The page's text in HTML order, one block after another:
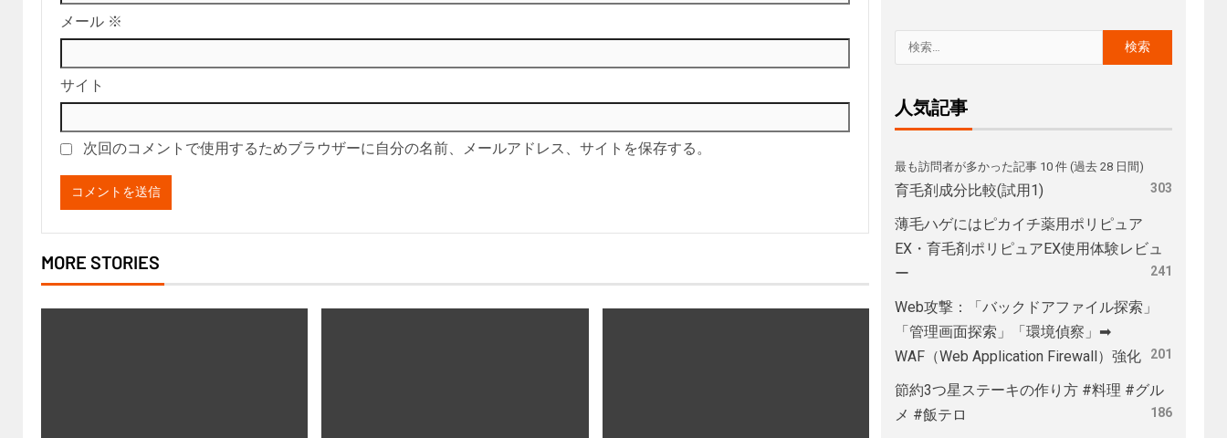
メール ※
サイト
次回のコメントで使用するためブラウザーに自分の名前、メールアドレス、サイトを保存する。
MORE STORIES
人気記事
最も訪問者が多かった記事 10 件 (過去 28 日間)
育毛剤成分比較(試用1) 303
薄毛ハゲにはピカイチ薬用ポリピュア
EX・育毛剤ポリピュアEX使用体験レビュ
ー
241
Web攻撃：「バックドアファイル探索」
「管理画面探索」「環境偵察」➡
WAF（Web Application Firewall）強化
201
節約3つ星ステーキの作り方 #料理 #グル
メ #飯テロ
186